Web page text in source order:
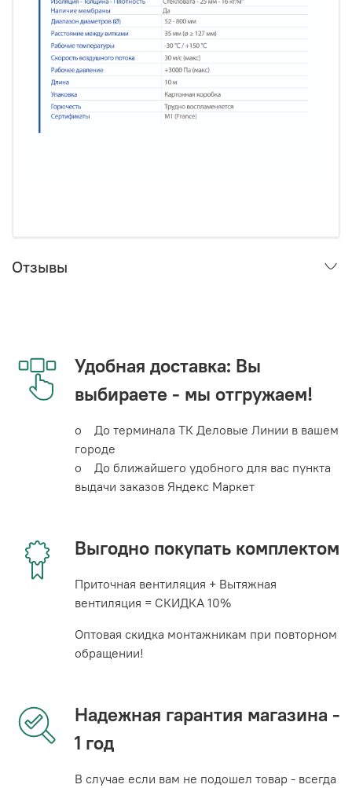
Отзывы
Удобная доставка: Вы
выбираете - мы отгружаем!
o До терминала ТК Деловые Линии в вашем
городе
o До ближайшего удобного для вас пункта
выдачи заказов Яндекс Маркет
Выгодно покупать комплектом
Приточная вентиляция + Вытяжная
вентиляция = СКИДКА 10%
Оптовая скидка монтажникам при повторном
обращении!
Надежная гарантия магазина -
1 год
В случае если вам не подошел товар - всегда